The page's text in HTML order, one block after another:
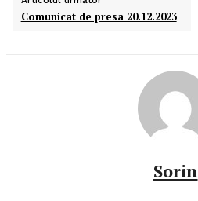
Comunicat de presa 20.12.2023
Sorin